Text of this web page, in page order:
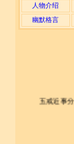
人物介绍
幽默格言
五戒近事